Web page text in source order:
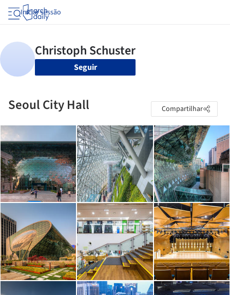
Iniciar sessão
Seguir
Seoul City Hall Compartilhar